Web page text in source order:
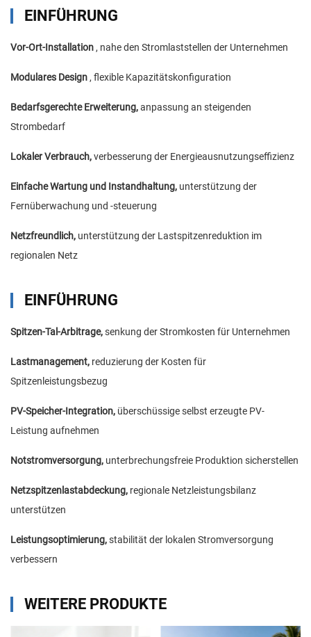
EINFÜHRUNG
Vor-Ort-Installation , nahe den Stromlaststellen der Unternehmen
Modulares Design , flexible Kapazitätskonfiguration
Bedarfsgerechte Erweiterung,anpassung an steigenden
Strombedarf
Lokaler Verbrauch,verbesserung der Energieausnutzungseffizienz
Einfache Wartung und Instandhaltung, unterstützung der
Fernüberwachung und -steuerung
Netzfreundlich, unterstützung der Lastspitzenreduktion im
regionalen Netz
EINFÜHRUNG
Spitzen-Tal-Arbitrage,senkung der Stromkosten für Unternehmen
Lastmanagement, reduzierung der Kosten für
Spitzenleistungsbezug
PV-Speicher-Integration, überschüssige selbst erzeugte PV-
Leistung aufnehmen
Notstromversorgung, unterbrechungsfreie Produktion sicherstellen
Netzspitzenlastabdeckung, regionale Netzleistungsbilanz
unterstützen
Leistungsoptimierung,stabilität der lokalen Stromversorgung
verbessern
WEITERE PRODUKTE